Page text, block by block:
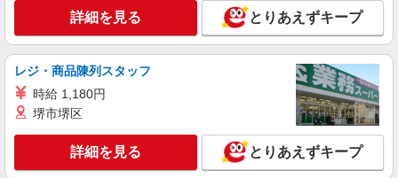
詳細を見る とりあえずキープ
レジ・商品陳列スタッフ
時給 1,180円
堺市堺区
詳細を見る とりあえずキープ